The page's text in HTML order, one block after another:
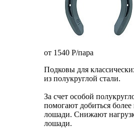
от 1540 P/пара
Подковы для
из полукруглой стали.
За счет особой
помогают добиться
лошади. Снижают
лошади.